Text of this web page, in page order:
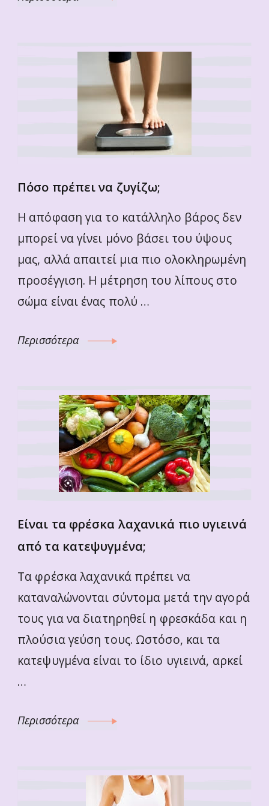
Πόσο πρέπει να ζυγίζω;
Η απόφαση για το κατάλληλο βάρος δεν
μπορεί να γίνει μόνο βάσει του ύψους
μας, αλλά απαιτεί μια πιο ολοκληρωμένη
προσέγγιση. Η μέτρηση του λίπους στο
σώμα είναι ένας πολύ …
Περισσότερα
Είναι τα φρέσκα λαχανικά πιο υγιεινά
από τα κατεψυγμένα;
Τα φρέσκα λαχανικά πρέπει να
καταναλώνονται σύντομα μετά την αγορά
τους για να διατηρηθεί η φρεσκάδα και η
πλούσια γεύση τους. Ωστόσο, και τα
κατεψυγμένα είναι το ίδιο υγιεινά, αρκεί
…
Περισσότερα